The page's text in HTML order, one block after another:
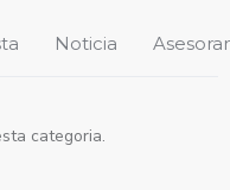
Noticia
categoria.